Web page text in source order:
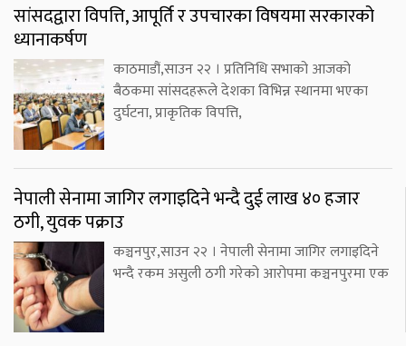
सांसदद्वारा विपत्ति, आपूर्ति र उपचारका विषयमा सरकारको
ध्यानाकर्षण
काठमाडौं,साउन २२ । प्रतिनिधि सभाको आजको
बैठकमा सांसदहरूले देशका विभिन्न स्थानमा भएका
दुर्घटना, प्राकृतिक विपत्ति,
नेपाली सेनामा जागिर लगाइदिने भन्दै दुई लाख ४० हजार
ठगी, युवक पक्राउ
कञ्चनपुर,साउन २२ । नेपाली सेनामा जागिर लगाइदिने
भन्दै रकम असुली ठगी गरेको आरोपमा कञ्चनपुरमा एक